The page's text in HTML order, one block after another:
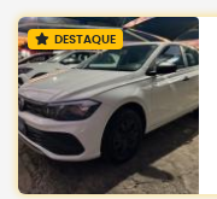
DESTAQUE